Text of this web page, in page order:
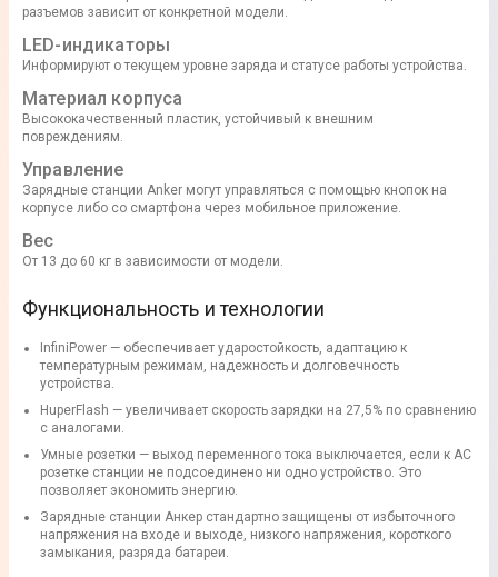
разъемов зависит от конкретной модели.
LED-индикаторы
Информируют о текущем уровне заряда и статусе работы устройства.
Материал корпуса
Высококачественный пластик, устойчивый к внешним
повреждениям.
Управление
Зарядные станции Anker могут управляться с помощью кнопок на
корпусе либо со смартфона через мобильное приложение.
Вес
От 13 до 60 кг в зависимости от модели.
Функциональность и технологии
InfiniPower — обеспечивает ударостойкость, адаптацию к
температурным режимам, надежность и долговечность
устройства.
HuperFlash — увеличивает скорость зарядки на 27,5% по сравнению
с аналогами.
Умные розетки — выход переменного тока выключается, если к АС
розетке станции не подсоединено ни одно устройство. Это
позволяет экономить энергию.
Зарядные станции Анкер стандартно защищены от избыточного
напряжения на входе и выходе, низкого напряжения, короткого
замыкания, разряда батареи.